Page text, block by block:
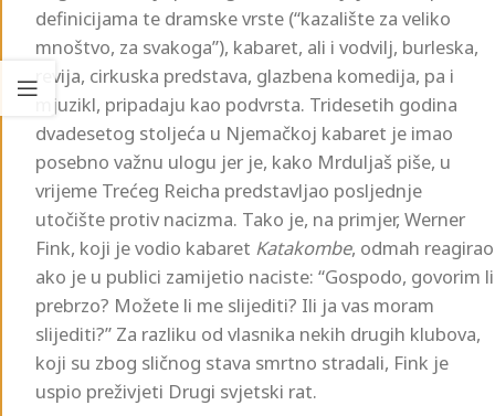
definicijama te dramske vrste (“kazalište za veliko
mnoštvo, za svakoga”), kabaret, ali i vodvilj, burleska,
revija, cirkuska predstava, glazbena komedija, pa i
mjuzikl, pripadaju kao podvrsta. Tridesetih godina
dvadesetog stoljeća u Njemačkoj kabaret je imao
posebno važnu ulogu jer je, kako Mrduljaš piše, u
vrijeme Trećeg Reicha predstavljao posljednje
utočište protiv nacizma. Tako je, na primjer, Werner
Fink, koji je vodio kabaret Katakombe, odmah reagirao
ako je u publici zamijetio naciste: “Gospodo, govorim li
prebrzo? Možete li me slijediti? Ili ja vas moram
slijediti?” Za razliku od vlasnika nekih drugih klubova,
koji su zbog sličnog stava smrtno stradali, Fink je
uspio preživjeti Drugi svjetski rat.